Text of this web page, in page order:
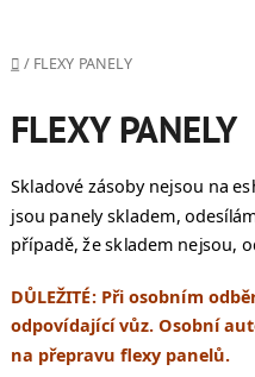
Domů
/ FLEXY PANELY
FLEXY PANELY
Skladové zásoby nejsou na
jsou panely skladem,
případě, že skladem nejsou,
DŮLEŽITÉ: Při osobním
odpovídající vůz. Osobní
na přepravu flexy panelů.